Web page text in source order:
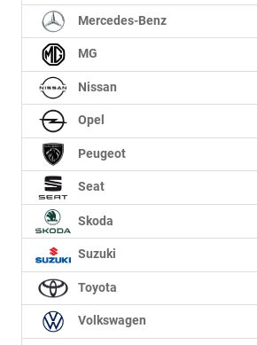
Mercedes-Benz
MG
Nissan
Opel
Peugeot
Seat
Skoda
Suzuki
Toyota
Volkswagen